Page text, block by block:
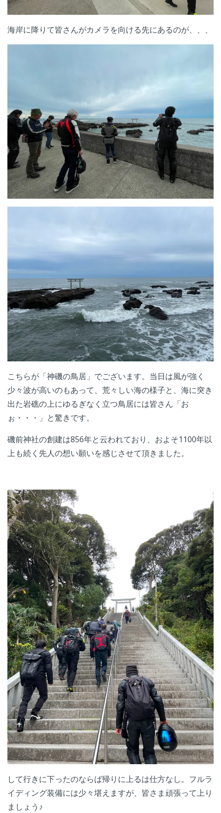
海岸に降りて皆さんがカメラを向ける先にあるのが、、、
こちらが「神磯の鳥居」でございます。当日は風が強く
少々波が高いのもあって、荒々しい海の様子と、海に突き
出た岩礁の上にゆるぎなく立つ鳥居には皆さん「お
ぉ・・・」と驚きです。
磯前神社の創建は856年と云われており、およそ1100年以
上も続く先人の想い願いを感じさせて頂きました。
して行きに下ったのならば帰りに上るは仕方なし。フルラ
イディング装備には少々堪えますが、皆さま頑張って上り
ましょう♪